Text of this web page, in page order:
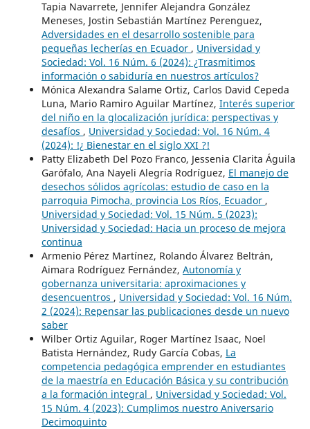
Tapia Navarrete, Jennifer Alejandra González
Meneses, Jostin Sebastián Martínez Perenguez,
Adversidades en el desarrollo sostenible para
pequeñas lecherías en Ecuador , Universidad y
Sociedad: Vol. 16 Núm. 6 (2024): ¿Trasmitimos
información o sabiduría en nuestros artículos?
Mónica Alexandra Salame Ortiz, Carlos David Cepeda
Luna, Mario Ramiro Aguilar Martínez, Interés superior
del niño en la glocalización jurídica: perspectivas y
desafíos , Universidad y Sociedad: Vol. 16 Núm. 4
(2024): !¿ Bienestar en el siglo XXI ?!
Patty Elizabeth Del Pozo Franco, Jessenia Clarita Águila
Garófalo, Ana Nayeli Alegría Rodríguez, El manejo de
desechos sólidos agrícolas: estudio de caso en la
parroquia Pimocha, provincia Los Ríos, Ecuador ,
Universidad y Sociedad: Vol. 15 Núm. 5 (2023):
Universidad y Sociedad: Hacia un proceso de mejora
continua
Armenio Pérez Martínez, Rolando Álvarez Beltrán,
Aimara Rodríguez Fernández, Autonomía y
gobernanza universitaria: aproximaciones y
desencuentros , Universidad y Sociedad: Vol. 16 Núm.
2 (2024): Repensar las publicaciones desde un nuevo
saber
Wilber Ortiz Aguilar, Roger Martínez Isaac, Noel
Batista Hernández, Rudy García Cobas, La
competencia pedagógica emprender en estudiantes
de la maestría en Educación Básica y su contribución
a la formación integral , Universidad y Sociedad: Vol.
15 Núm. 4 (2023): Cumplimos nuestro Aniversario
Decimoquinto